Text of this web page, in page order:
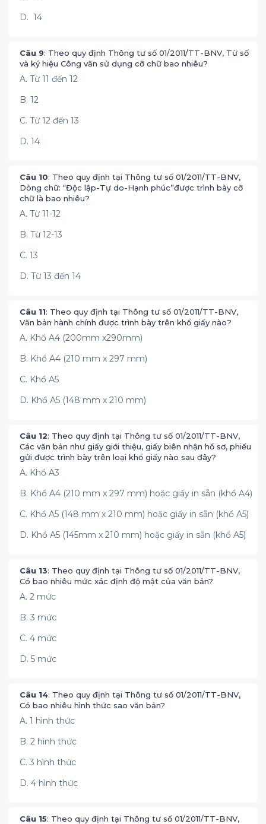
D. 14
Câu 9: Theo quy định Thông tư số 01/2011/TT-BNV, Từ số
và ký hiệu Công văn sử dụng cỡ chữ bao nhiêu?
A. Từ 11 đến 12
B. 12
C. Từ 12 đến 13
D. 14
Câu 10: Theo quy định tại Thông tư số 01/2011/TT-BNV,
Dòng chữ: “Độc lập-Tự do-Hạnh phúc”được trình bày cỡ
chữ là bao nhiêu?
A. Từ 11-12
B. Từ 12-13
C. 13
D. Từ 13 đến 14
Câu 11: Theo quy định tại Thông tư số 01/2011/TT-BNV,
Văn bản hành chính được trình bày trên khổ giấy nào?
A. Khổ A4 (200mm x290mm)
B. Khổ A4 (210 mm x 297 mm)
C. Khổ A5
D. Khổ A5 (148 mm x 210 mm)
Câu 12: Theo quy định tại Thông tư số 01/2011/TT-BNV,
Các văn bản như giấy giới thiệu, giấy biên nhận hồ sơ, phiếu
gửi được trình bày trên loại khổ giấy nào sau đây?
A. Khổ A3
B. Khổ A4 (210 mm x 297 mm) hoặc giấy in sẵn (khổ A4)
C. Khổ A5 (148 mm x 210 mm) hoặc giấy in sẵn (khổ A5)
D. Khổ A5 (145mm x 210 mm) hoặc giấy in sẵn (khổ A5)
Câu 13: Theo quy định tại Thông tư số 01/2011/TT-BNV,
Có bao nhiêu mức xác định độ mật của văn bản?
A. 2 mức
B. 3 mức
C. 4 mức
D. 5 mức
Câu 14: Theo quy định tại Thông tư số 01/2011/TT-BNV,
Có bao nhiêu hình thức sao văn bản?
A. 1 hình thức
B. 2 hình thức
C. 3 hình thức
D. 4 hình thức
Câu 15: Theo quy định tại Thông tư số 01/2011/TT-BNV,